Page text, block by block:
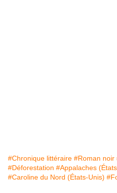
#Chronique littéraire #Roman noir
#Déforestation #Appalaches
#Caroline du Nord (États-Unis)